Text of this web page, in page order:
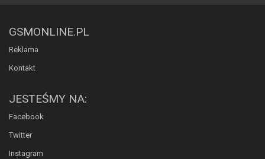
GSMONLINE.PL
Reklama
Kontakt
JESTEŚMY NA:
Facebook
Twitter
Instagram